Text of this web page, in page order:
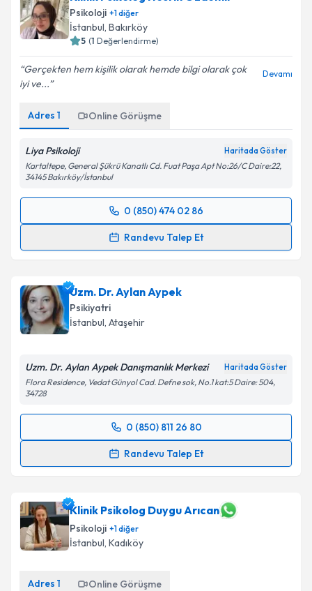
Psikoloji +1diğer
İstanbul, Bakırköy
5 (1 Değerlendirme)
Gerçekten hem kişilik olarak hemde bilgi olarak çok
iyi ve...
Devamı
Adres 1 Online Görüşme
Liya Psikoloji Haritada Göster
Kartaltepe, General Şükrü Kanatlı Cd. Fuat Paşa Apt No:26/C Daire:22,
34145 Bakırköy/İstanbul
0 (850) 474 02 86
Randevu Talep Et
Randevu Takvimi Talebi
almanız için bir takvim hazırlandığında e-posta ile
bilgilendireceğiz.
E-posta Adresiniz
Metni'ni okudum ve kişisel verilerimin belirtilen
kapsamda işlenmesini kabul ediyorum.
Uzm. Dr. Aylan Aypek
Psikiyatri
İstanbul, Ataşehir
Uzm. Dr. Aylan Aypek Danışmanlık Merkezi Haritada Göster
Flora Residence, Vedat Günyol Cad. Defne sok, No.1 kat:5 Daire: 504,
34728
0 (850) 811 26 80
Randevu Talep Et
Randevu Takvimi Talebi
takvim hazırlandığında e-posta ile bilgilendireceğiz.
E-posta Adresiniz
Klinik Psikolog Duygu Arıcan
Psikoloji +1diğer
İstanbul, Kadıköy
Adres 1 Online Görüşme